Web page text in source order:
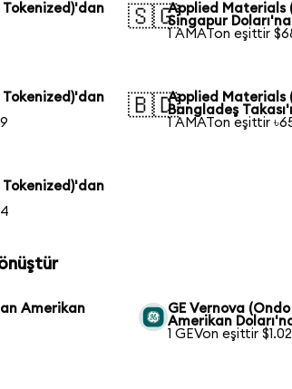
🇸🇬Applied Materials
Singapur Doları'na
1 AMATon eşittir
🇧🇩Applied Materials
Bangladeş
1 AMATon eşittir
Amerikan
GE Vernova
Amerikan
1 GEVon eşittir